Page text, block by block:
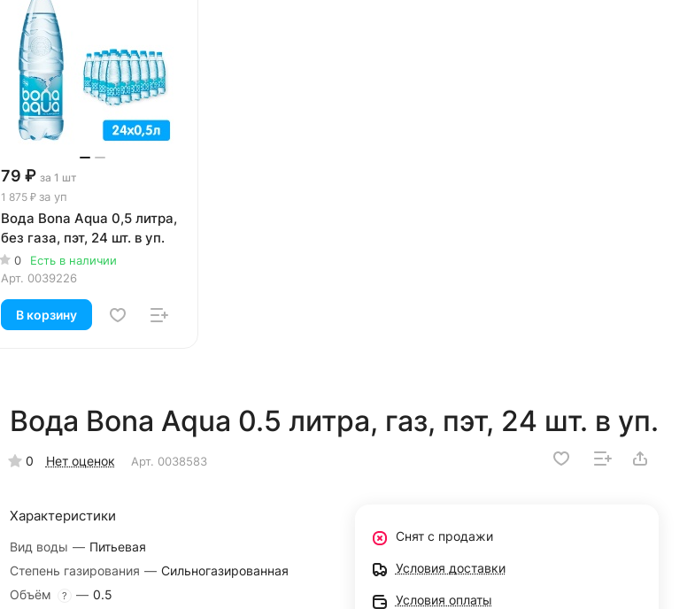
79 ₽ за 1 шт
1 875 ₽ за уп
Вода Bona Aqua 0,5 литра,
без газа, пэт, 24 шт. в уп.
0
Есть в наличии
Арт. 0039226
В корзину
Вода Bona Aqua 0.5 литра, газ, пэт, 24 шт. в уп.
0 Нет оценок Арт. 0038583
Характеристики
Вид воды — Питьевая
Степень газирования — Сильногазированная
Объём
? — 0.5
Снят с продажи
Условия доставки
Условия оплаты